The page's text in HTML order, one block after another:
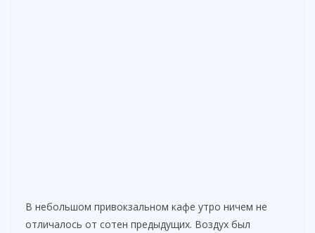
В небольшом привокзальном кафе утро ничем не
отличалось от сотен предыдущих. Воздух был